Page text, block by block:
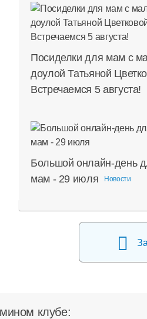
Посиделки для мам с
доулой Татьяной
Встречаемся 5 августа!
Большой онлайн-день
мам - 29 июля
Новости
клубе: